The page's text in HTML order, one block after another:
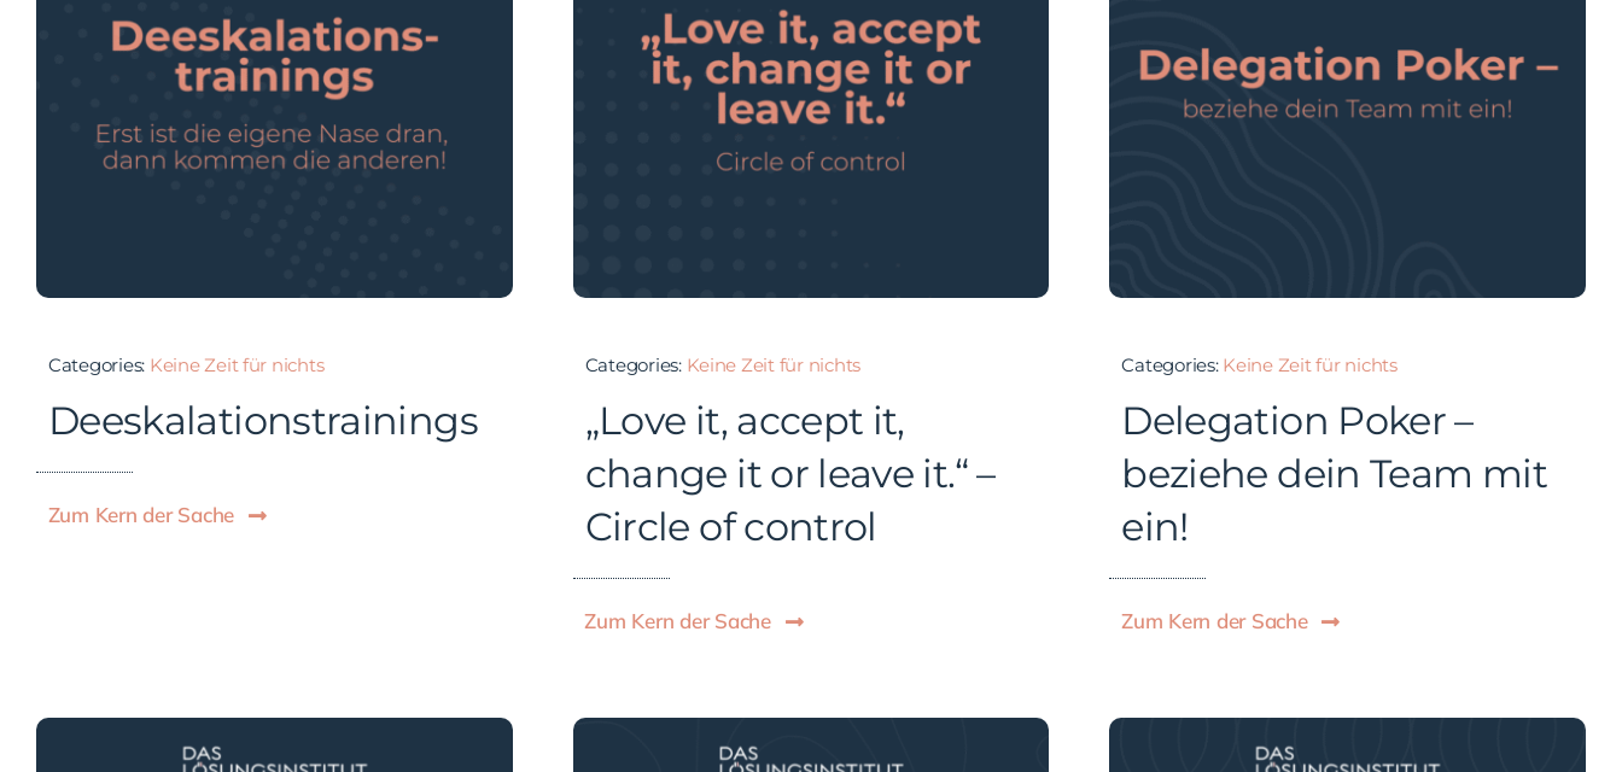
Categories: Keine Zeit für nichts
Deeskalationstrainings
Zum Kern der Sache
Categories: Keine Zeit für nichts
„Love it, accept it,
change it or leave it.“ –
Circle of control
Zum Kern der Sache
Categories: Keine Zeit für nichts
Delegation Poker –
beziehe dein Team mit
ein!
Zum Kern der Sache